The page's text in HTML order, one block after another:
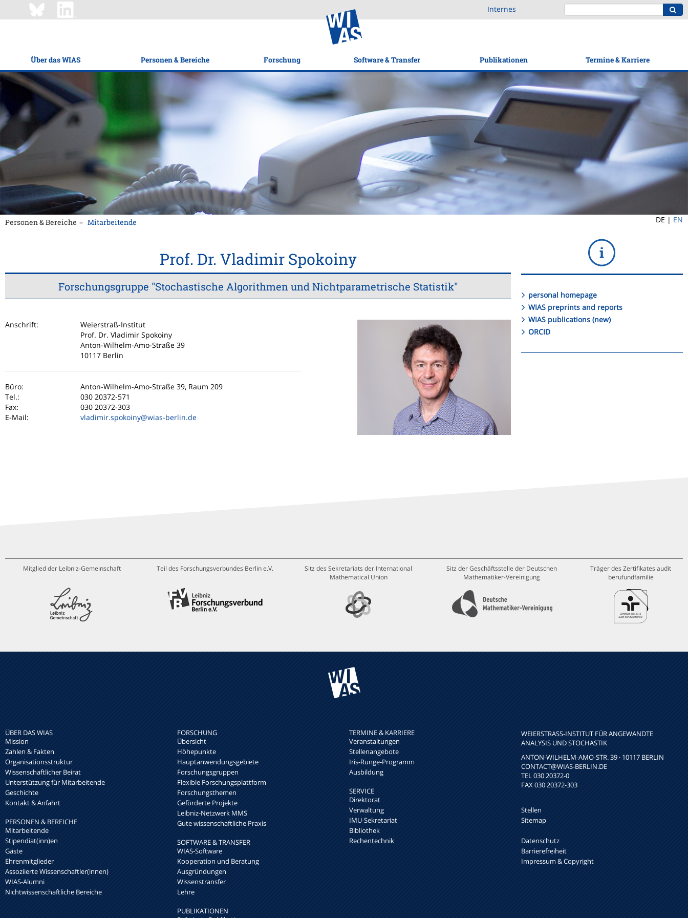
Internes
Über das WIAS Personen & Bereiche Forschung Software & Transfer Publikationen Termine & Karriere
Personen & Bereiche Mitarbeitende DE | EN
Prof. Dr. Vladimir Spokoiny
Forschungsgruppe "Stochastische Algorithmen und Nichtparametrische Statistik"
Anschrift:
Weierstraß-Institut
Prof. Dr. Vladimir Spokoiny
Anton-Wilhelm-Amo-Straße 39
10117 Berlin
Büro:
Anton-Wilhelm-Amo-Straße 39, Raum 209
Tel.:
030 20372-571
Fax:
030 20372-303
E-Mail:
vladimir.spokoiny@wias-berlin.de
personal homepage
WIAS preprints and reports
WIAS publications (new)
ORCID
Mitglied der Leibniz-Gemeinschaft Teil des Forschungsverbundes Berlin e.V.
Sitz des Sekretariats der International
Mathematical Union
Sitz der Geschäftsstelle der Deutschen
Mathematiker-Vereinigung
Träger des Zertifikates audit
berufundfamilie
ÜBER DAS WIAS
Mission
Zahlen & Fakten
Organisationsstruktur
Wissenschaftlicher Beirat
Unterstützung für Mitarbeitende
Geschichte
Kontakt & Anfahrt
PERSONEN & BEREICHE
Mitarbeitende
Stipendiat(inn)en
Gäste
Ehrenmitglieder
Assoziierte Wissenschaftler(innen)
WIAS-Alumni
Nichtwissenschaftliche Bereiche
FORSCHUNG
Übersicht
Höhepunkte
Hauptanwendungsgebiete
Forschungsgruppen
Flexible Forschungsplattform
Forschungsthemen
Geförderte Projekte
Leibniz-Netzwerk MMS
Gute wissenschaftliche Praxis
SOFTWARE & TRANSFER
WIAS-Software
Kooperation und Beratung
Ausgründungen
Wissenstransfer
Lehre
PUBLIKATIONEN
TERMINE & KARRIERE
Veranstaltungen
Stellenangebote
Iris-Runge-Programm
Ausbildung
SERVICE
Direktorat
Verwaltung
IMU-Sekretariat
Bibliothek
Rechentechnik
WEIERSTRASS-INSTITUT FÜR ANGEWANDTE A
NALYSIS UND STOCHASTIK
ANTON-WILHELM-AMO-STR. 39 · 10117 BERLIN
CONTACT@WIAS-BERLIN.DE
TEL 030 20372-0
FAX 030 20372-303
Stellen
Sitemap
Datenschutz
Barrierefreiheit
Impressum & Copyright